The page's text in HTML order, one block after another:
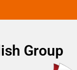
Group